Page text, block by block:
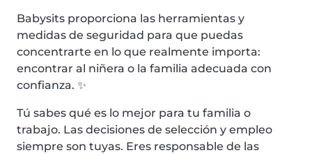
Babysits proporciona las herramientas y
medidas de seguridad para que puedas
concentrarte en lo que realmente importa:
encontrar al niñera o la familia adecuada con
confianza. ✨
Tú sabes qué es lo mejor para tu familia o
trabajo. Las decisiones de selección y empleo
siempre son tuyas. Eres responsable de las